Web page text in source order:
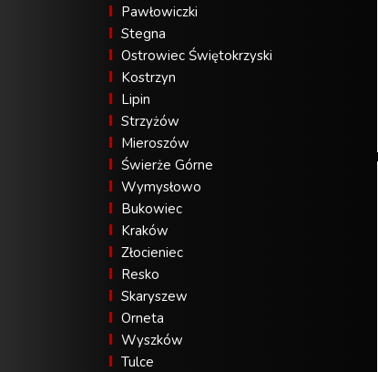
Pawłowiczki
Stegna
Ostrowiec Świętokrzyski
Kostrzyn
Lipin
Strzyżów
Mieroszów
Świerże Górne
Wymysłowo
Bukowiec
Kraków
Złocieniec
Resko
Skaryszew
Orneta
Wyszków
Tulce